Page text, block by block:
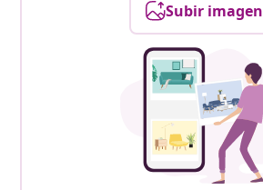
Subir imagen